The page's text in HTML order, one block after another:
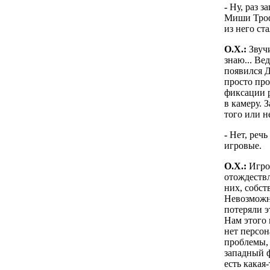
- Ну, раз
Миши
из него
О.Х.:
знаю...
появился
просто
фиксации
в камеру.
того или
- Нет,
игровые.
О.Х.:
них,
потеряли
Нам этого
нет
проблемы,
западный
есть